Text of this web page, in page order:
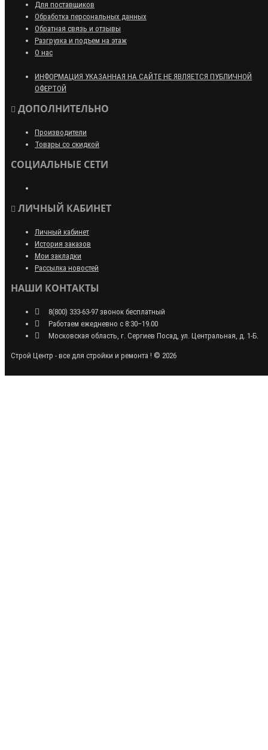
Для поставщиков
Обработка персональных данных
Обратная связь и отзывы
Разгрузка и подъем на этаж
О нас
ИНФОРМАЦИЯ УКАЗАННАЯ НА САЙТЕ НЕ ЯВЛЯЕТСЯ ПУБЛИЧНОЙ
ОФЕРТОЙ
ДОПОЛНИТЕЛЬНО
Производители
Товары со скидкой
СОЦИАЛЬНЫЕ СЕТИ
ЛИЧНЫЙ КАБИНЕТ
Личный кабинет
История заказов
Мои закладки
Рассылка новостей
НАШИ КОНТАКТЫ
8(800) 333-63-97 звонок бесплатный
Работаем ежедневно с 8:30–19.00
Московская область, г. Сергиев Посад, ул. Центральная, д. 1-Б.
Строй Центр - все для стройки и ремонта ! © 2026